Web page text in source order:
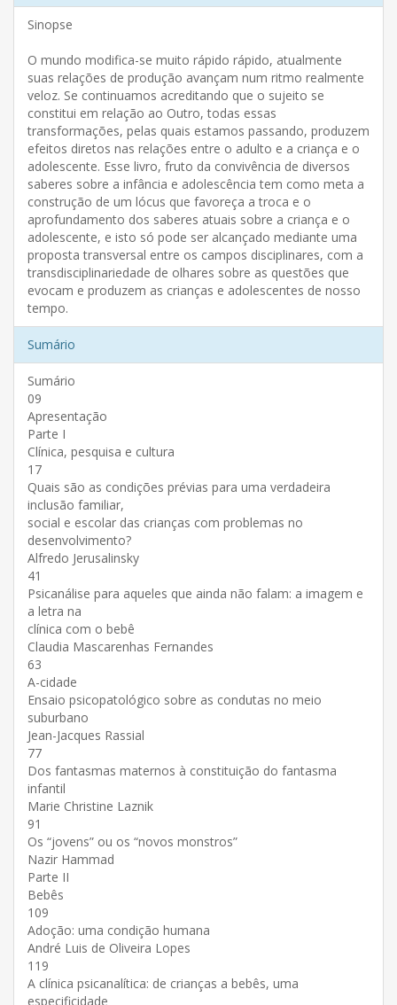
Sinopse
O mundo modifica-se muito rápido rápido, atualmente
suas relações de produção avançam num ritmo realmente
veloz. Se continuamos acreditando que o sujeito se
constitui em relação ao Outro, todas essas
transformações, pelas quais estamos passando, produzem
efeitos diretos nas relações entre o adulto e a criança e o
adolescente. Esse livro, fruto da convivência de diversos
saberes sobre a infância e adolescência tem como meta a
construção de um lócus que favoreça a troca e o
aprofundamento dos saberes atuais sobre a criança e o
adolescente, e isto só pode ser alcançado mediante uma
proposta transversal entre os campos disciplinares, com a
transdisciplinariedade de olhares sobre as questões que
evocam e produzem as crianças e adolescentes de nosso
tempo.
Sumário
Sumário
09
Apresentação
Parte I
Clínica, pesquisa e cultura
17
Quais são as condições prévias para uma verdadeira
inclusão familiar,
social e escolar das crianças com problemas no
desenvolvimento?
Alfredo Jerusalinsky
41
Psicanálise para aqueles que ainda não falam: a imagem e
a letra na
clínica com o bebê
Claudia Mascarenhas Fernandes
63
A-cidade
Ensaio psicopatológico sobre as condutas no meio
suburbano
Jean-Jacques Rassial
77
Dos fantasmas maternos à constituição do fantasma
infantil
Marie Christine Laznik
91
Os “jovens” ou os “novos monstros”
Nazir Hammad
Parte II
Bebês
109
Adoção: uma condição humana
André Luis de Oliveira Lopes
119
A clínica psicanalítica: de crianças a bebês, uma
especificidade